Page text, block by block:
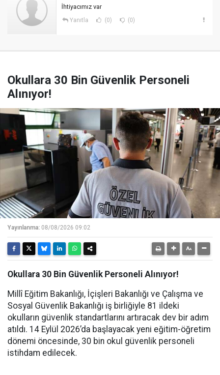
İhtiyacımız var
Yanıtla (0) (0)
Okullara 30 Bin Güvenlik Personeli
Alınıyor!
Yayınlanma: 08/08/2026 09:02
Okullara 30 Bin Güvenlik Personeli Alınıyor!
Millî Eğitim Bakanlığı, İçişleri Bakanlığı ve Çalışma ve
Sosyal Güvenlik Bakanlığı iş birliğiyle 81 ildeki
okulların güvenlik standartlarını artıracak dev bir adım
atıldı. 14 Eylül 2026’da başlayacak yeni eğitim-öğretim
dönemi öncesinde, 30 bin okul güvenlik personeli
istihdam edilecek.